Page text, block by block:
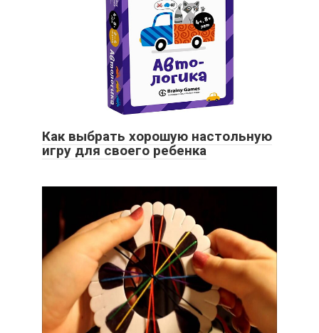
Как выбрать хорошую настольную
игру для своего ребенка